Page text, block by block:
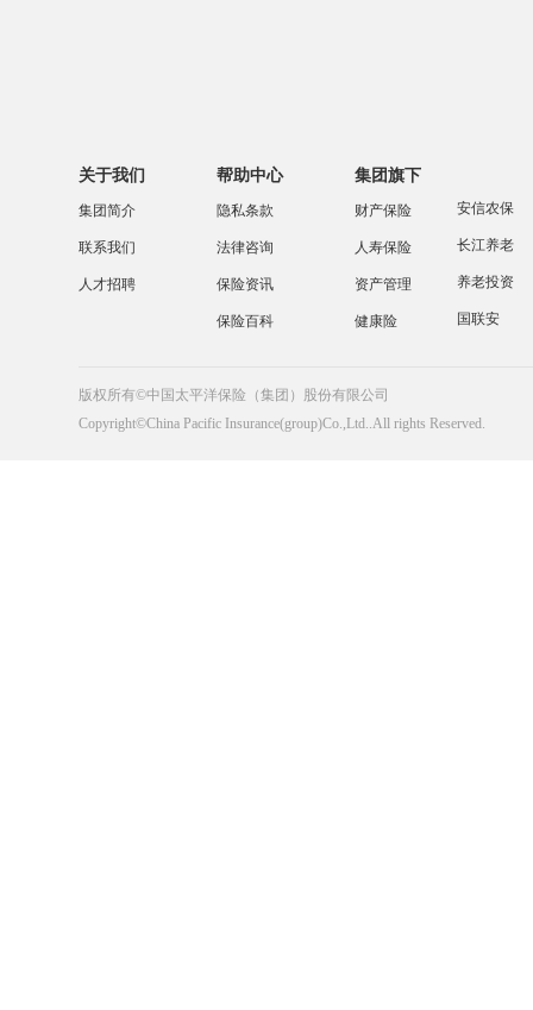
关于我们
集团简介
联系我们
人才招聘
帮助中心
隐私条款
法律咨询
保险资讯
保险百科
集团旗下
财产保险
人寿保险
资产管理
健康险
安信农保
长江养老
养老投资
国联安
版权所有©中国太平洋保险（集团）股份有限公司
Copyright©China Pacific Insurance(group)Co.,Ltd..All rights Reserved.